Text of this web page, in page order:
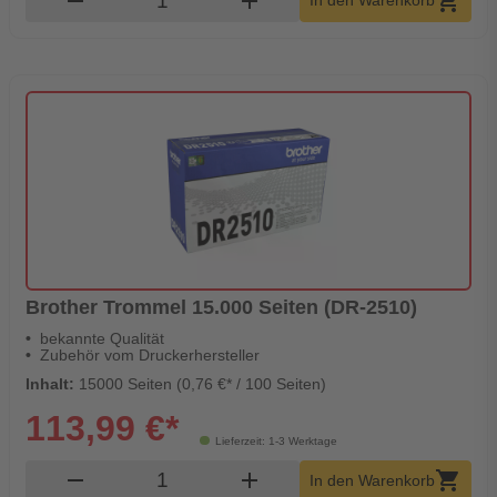
Brother Trommel 15.000 Seiten (DR-2510)
bekannte Qualität
Zubehör vom Druckerhersteller
Inhalt: 15000 Seiten (0,76 €* / 100 Seiten)
Lieferzeit: 1-3 Werktage
113,99 €*
remove Produkt Warenkorb Menge
add In den Warenkorbshopping_cart